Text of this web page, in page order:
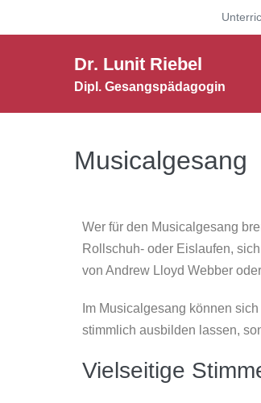
Dr. Lunit Riebel
Dipl. Gesangspädagogin
Musicalgesang
Wer für den Musicalgesang
Rollschuh- oder Eislaufen,
von Andrew Lloyd Webber
Im Musicalgesang können
stimmlich ausbilden lassen,
Vielseitige